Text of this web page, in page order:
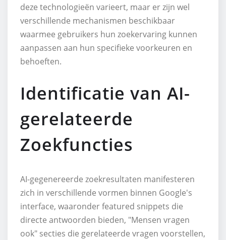
deze technologieën varieert, maar er zijn wel
verschillende mechanismen beschikbaar
waarmee gebruikers hun zoekervaring kunnen
aanpassen aan hun specifieke voorkeuren en
behoeften.
Identificatie van AI-
gerelateerde
Zoekfuncties
AI-gegenereerde zoekresultaten manifesteren
zich in verschillende vormen binnen Google's
interface, waaronder featured snippets die
directe antwoorden bieden, "Mensen vragen
ook" secties die gerelateerde vragen voorstellen,